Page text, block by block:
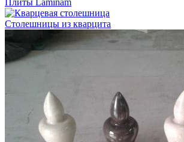
Столешницы из кварцита